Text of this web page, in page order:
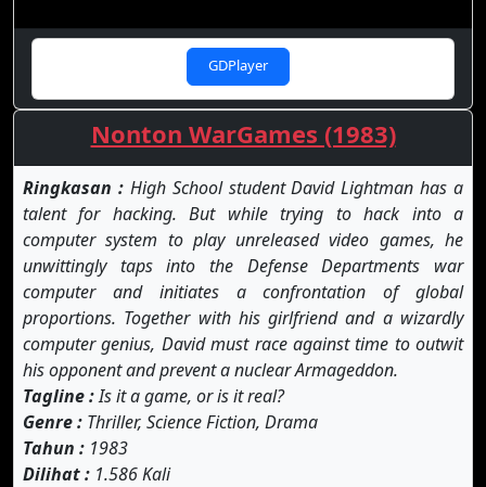
GDPlayer
Nonton WarGames (1983)
Ringkasan :High School student David Lightman has a
talent for hacking. But while trying to hack into a
computer system to play unreleased video games, he
unwittingly taps into the Defense Departments war
computer and initiates a confrontation of global
proportions. Together with his girlfriend and a wizardly
computer genius, David must race against time to outwit
his opponent and prevent a nuclear Armageddon.
Tagline :Is it a game, or is it real?
Genre : Thriller, Science Fiction, Drama
Tahun : 1983
Dilihat : 1.586 Kali